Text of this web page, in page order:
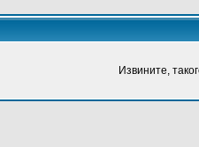
Извините,